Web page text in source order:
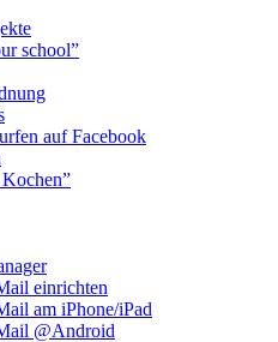
school”
auf Facebook
einrichten
am iPhone/iPad
@Android